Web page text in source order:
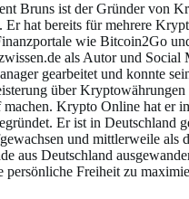
Bruns ist der Gründer von
Er hat bereits für mehrere
wie Bitcoin2Go
als Autor und Social
gearbeitet und konnte
über Kryptowährungen
machen. Krypto Online hat er
Er ist in Deutschland
und mittlerweile als
aus Deutschland
persönliche Freiheit zu